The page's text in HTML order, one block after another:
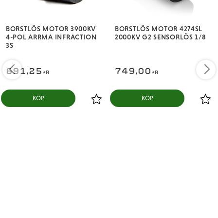
BORSTLÖS MOTOR 3900KV
4-POL ARRMA INFRACTION
3S
691,25 KR
KÖP
BORSTLÖS MOTOR 4274SL
2000KV G2 SENSORLÖS 1/8
749,00 KR
KÖP